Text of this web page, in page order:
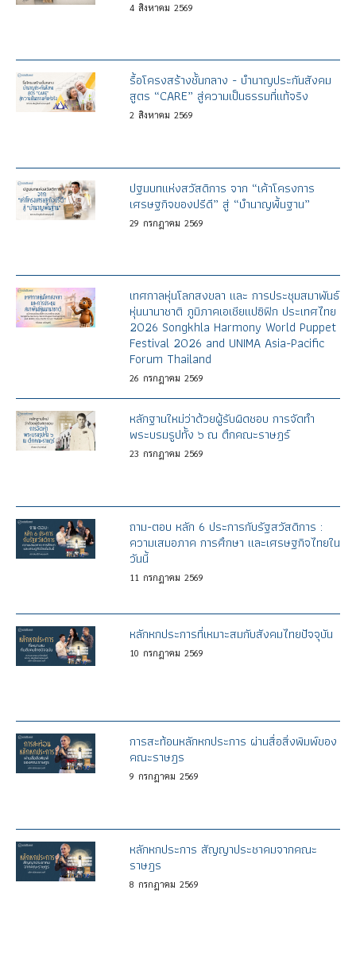
4 สิงหาคม 2569
รื้อโครงสร้างชั้นกลาง - บำนาญประกันสังคม
สูตร “CARE” สู่ความเป็นธรรมที่แท้จริง
2 สิงหาคม 2569
ปฐมบทแห่งสวัสดิการ จาก “เค้าโครงการ
เศรษฐกิจของปรีดี” สู่ “บำนาญพื้นฐาน”
29 กรกฎาคม 2569
เทศกาลหุ่นโลกสงขลา และ การประชุมสมาพันธ์
หุ่นนานาชาติ ภูมิภาคเอเชียแปซิฟิก ประเทศไทย
2026 Songkhla Harmony World Puppet
Festival 2026 and UNIMA Asia-Pacific
Forum Thailand
26 กรกฎาคม 2569
หลักฐานใหม่ว่าด้วยผู้รับผิดชอบ การจัดทำ
พระบรมรูปทั้ง ๖ ณ ตึกคณะราษฎร์
23 กรกฎาคม 2569
ถาม-ตอบ หลัก 6 ประการกับรัฐสวัสดิการ :
ความเสมอภาค การศึกษา และเศรษฐกิจไทยใน
วันนี้
11 กรกฎาคม 2569
หลักหกประการที่เหมาะสมกับสังคมไทยปัจจุบัน
10 กรกฎาคม 2569
การสะท้อนหลักหกประการ ผ่านสื่อสิ่งพิมพ์ของ
คณะราษฎร
9 กรกฎาคม 2569
หลักหกประการ สัญญาประชาคมจากคณะ
ราษฎร
8 กรกฎาคม 2569